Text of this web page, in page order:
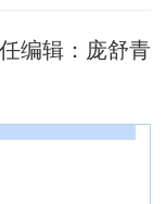
编辑： 庞舒青